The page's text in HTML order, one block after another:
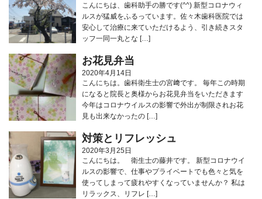
こんにちは、歯科助手の勝です(^^) 新型コロナウィ
ルスが猛威をふるっています。佐々木歯科医院では
安心して治療に来ていただけるよう、引き続きスタ
ッフ一同一丸とな […]
お花見弁当
2020年4月14日
こんにちは。歯科衛生士の宮﨑です。 毎年この時期
になると院長と奥様からお花見弁当をいただきます
今年はコロナウイルスの影響で外出が制限されお花
見も出来なかったの […]
対策とリフレッシュ
2020年3月25日
こんにちは。 衛生士の藤井です。 新型コロナウイ
ルスの影響で、仕事やプライベートでも色々と気を
使ってしまって疲れやすくなっていませんか？ 私は
リラックス、リフレ […]